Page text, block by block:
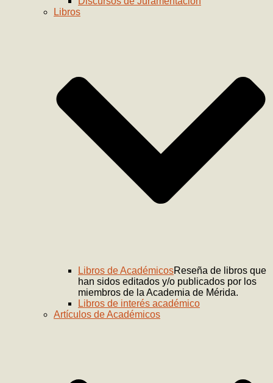
Libros
Libros de AcadémicosReseña de libros que
han sidos editados y/o publicados por los
miembros de la Academia de Mérida.
Libros de interés académico
Artículos de Académicos